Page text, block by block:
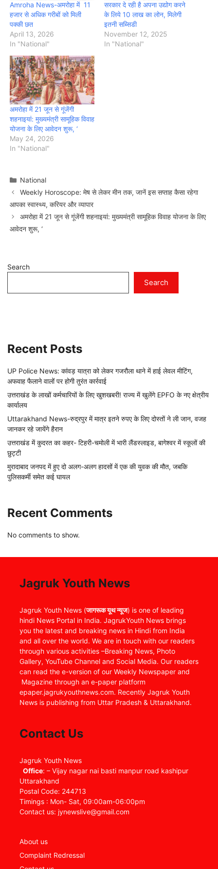
Amroha News-अमरोहा में 11
हजार से अधिक गरीबों को मिली
पक्की छत
April 13, 2026
In "National"
सरकार दे रही है अपना उद्योग करने
के लिये 10 लाख का लोन, मिलेगी
इतनी सब्सिडी
November 12, 2025
In "National"
अमरोहा में 21 जून से गूंजेंगी
शहनाइयां: मुख्यमंत्री सामूहिक विवाह
योजना के लिए आवेदन शुरू, ‘
May 24, 2026
In "National"
Categories
National
Weekly Horoscope: मेष से लेकर मीन तक, जानें इस सप्ताह कैसा रहेगा
आपका स्वास्थ्य, करियर और व्यापार
अमरोहा में 21 जून से गूंजेंगी शहनाइयां: मुख्यमंत्री सामूहिक विवाह योजना के लिए
आवेदन शुरू, ‘
Search
Search
Recent Posts
UP Police News: कांवड़ यात्रा को लेकर गजरौला थाने में हाई लेवल मीटिंग,
अफवाह फैलाने वालों पर होगी तुरंत कार्रवाई
उत्तराखंड के लाखों कर्मचारियों के लिए खुशखबरी! राज्य में खुलेंगे EPFO के नए क्षेत्रीय
कार्यालय
Uttarakhand News-रुद्रपुर में मात्र इतने रुपए के लिए दोस्तों ने ली जान, वजह
जानकर रहे जायेंगे हैरान
उत्तराखंड में कुदरत का कहर- टिहरी-चमोली में भारी लैंडस्लाइड, बागेश्वर में स्कूलों की
छुट्टी
मुरादाबाद जनपद में हुए दो अलग-अलग हादसों में एक की युवक की मौत, जबकि
पुलिसकर्मी समेत कई घायल
Recent Comments
No comments to show.
Jagruk Youth News
Jagruk Youth News (जागरूक यूथ न्यूज) is one of leading
hindi News Portal in India. JagrukYouth News brings
you the latest and breaking news in Hindi from India
and all over the world. We are in touch with our readers
through various activities –Breaking News, Photo
Gallery, YouTube Channel and Social Media. Our readers
can read the e-version of our Weekly Newspaper and
Magazine through an e-paper platform
epaper.jagrukyouthnews.com. Recently Jagruk Youth
News is publishing from Uttar Pradesh & Uttarakhand.
Contact Us
Jagruk Youth News
Office: – Vijay nagar nai basti manpur road kashipur
Uttarakhand
Postal Code: 244713
Timings : Mon- Sat, 09:00am-06:00pm
Contact us: jynewslive@gmail.com
About us
Complaint Redressal